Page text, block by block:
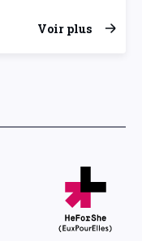
Voir plus